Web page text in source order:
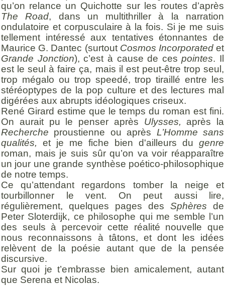
qu’on relance un Quichotte sur les routes d’après
The Road, dans un multithriller à la narration
ondulatoire et corpusculaire à la fois. Si je me suis
tellement intéressé aux tentatives étonnantes de
Maurice G. Dantec (surtout Cosmos Incorporatedet
Grande Jonction), c’est à cause de cespointes. Il
est le seul à faire ça, mais il est peut-être trop seul,
trop mégalo ou trop speedé, trop tiraillé entre les
stéréoptypes de la pop culture et des lectures mal
digérées aux abrupts idéologiques criseux.
René Girard estime que le temps du roman est fini.
On aurait pu le penser après Ulysses, après la
Recherche proustienne ou après L’Homme sans
qualités, et je me fiche bien d'ailleurs du genre
roman, mais je suis sûr qu’on va voir réapparaître
un jour une grande synthèse poético-philosophique
de notre temps.
Ce qu’attendant regardons tomber la neige et
tourbillonner le vent. On peut aussi lire,
régulièrement, quelques pages des Sphères de
Peter Sloterdijk, ce philosophe qui me semble l’un
des seuls à percevoir cette réalité nouvelle que
nous reconnaissons à tâtons, et dont les idées
relèvent de la poésie autant que de la pensée
discursive.
Sur quoi je t’embrasse bien amicalement, autant
que Serena et Nicolas.